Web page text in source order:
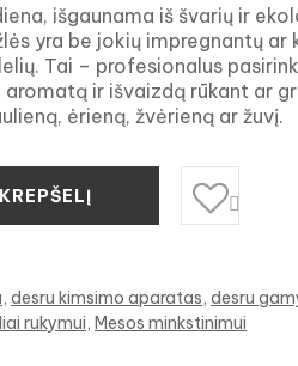
išgaunama iš švarių ir
yra be jokių impregnantų ar
Tai – profesionalus
aromatą ir išvaizdą rūkant ar
ėrieną, žvėrieną ar žuvį.

desru kimsimo aparatas desru
rukymui Mesos minkstinimui